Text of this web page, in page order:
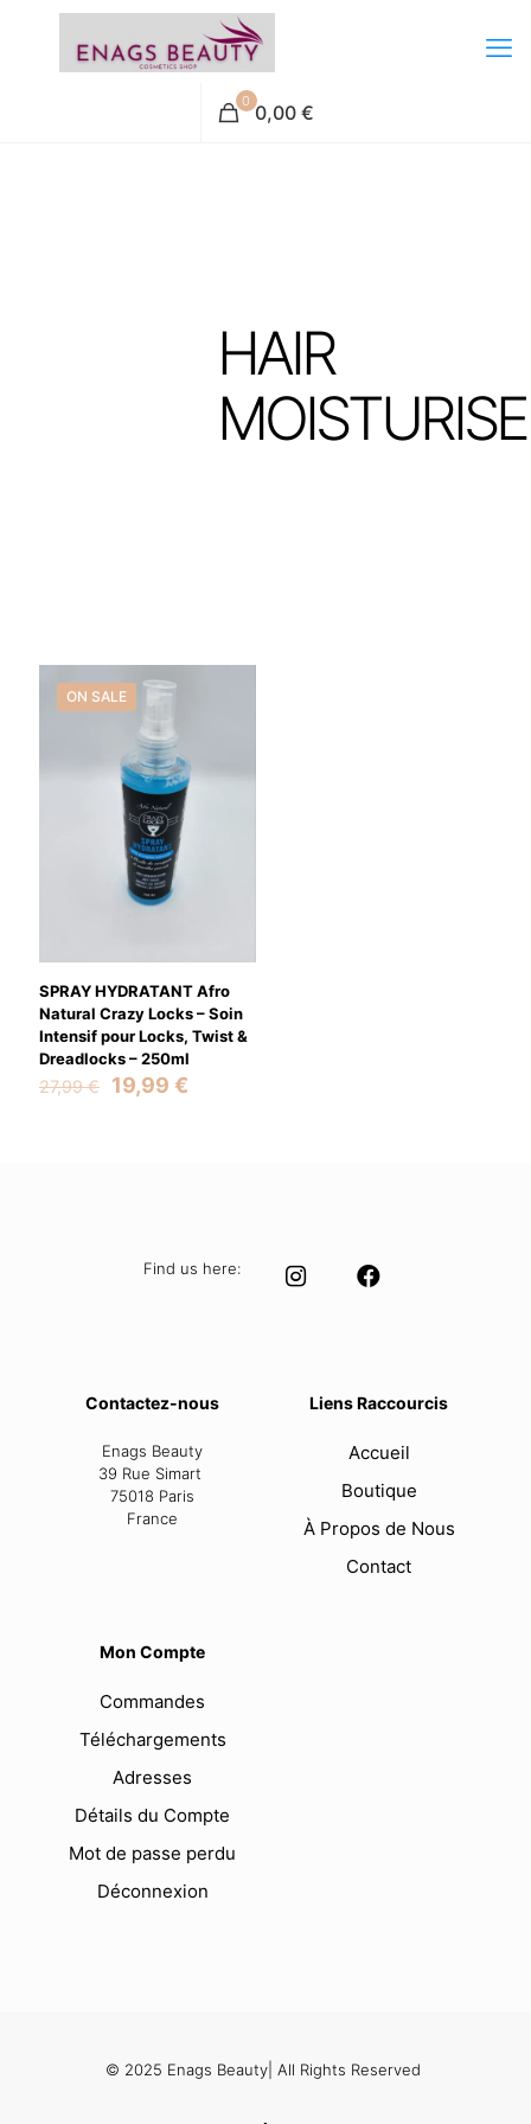
0 0,00 €
HAIR
ON SALE
SPRAY HYDRATANT Afro
Natural Crazy Locks – Soin
Intensif pour Locks, Twist &
Dreadlocks – 250ml
27,99€
Original
19,99 €
Find us here:
Contactez-nous
Enags Beauty
39 Rue Simart
75018 Paris
France
Liens Raccourcis
Accueil
Boutique
À Propos de Nous
Contact
Mon Compte
Commandes
Téléchargements
Adresses
Détails du Compte
Mot de passe perdu
Déconnexion
© 2025 Enags Beauty| All Rights Reserved